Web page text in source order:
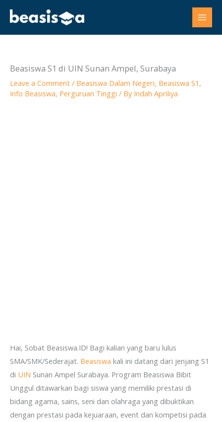
content
Beasiswa S1 di UIN Sunan Ampel, Surabaya
Leave a Comment / Beasiswa Dalam Negeri, Beasiswa S1 ,
Info Beasiswa, Perguruan Tinggi / By Indah Apriliya
Hai, Sobat Beasiswa.ID! Bagi kalian yang baru lulus
SMA/SMK/Sederajat. Beasiswa kali ini datang dari jenjang S1
di UIN Sunan Ampel Surabaya. Program Beasiswa Bibit
Unggul ditawarkan bagi siswa yang memiliki prestasi di
bidang agama, sains, seni dan olahraga yang dibuktikan
dengan prestasi pada kejuaraan, event dan kompetisi pada